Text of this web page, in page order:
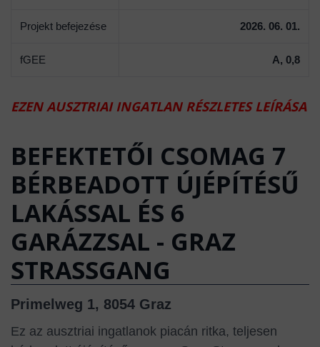
Projekt befejezése 2026. 06. 01.
fGEE A, 0,8
EZEN AUSZTRIAI INGATLAN RÉSZLETES LEÍRÁSA
BEFEKTETŐI CSOMAG 7
BÉRBEADOTT ÚJÉPÍTÉSŰ
LAKÁSSAL ÉS 6
GARÁZZSAL - GRAZ
STRASSGANG
Primelweg 1, 8054 Graz
Ez az ausztriai ingatlanok piacán ritka, teljesen